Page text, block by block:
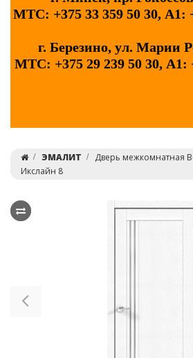
МТС: +375 33 359 50 30, А1:
г. Березино, ул. Марии
МТС: +375 29 239 50 30, А1:
ЭМАЛИТ
Дверь межкомнатная
Икслайн 8